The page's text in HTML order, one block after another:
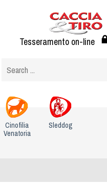
Tesseramento on-line
Cinofilia
Venatoria
Sleddog